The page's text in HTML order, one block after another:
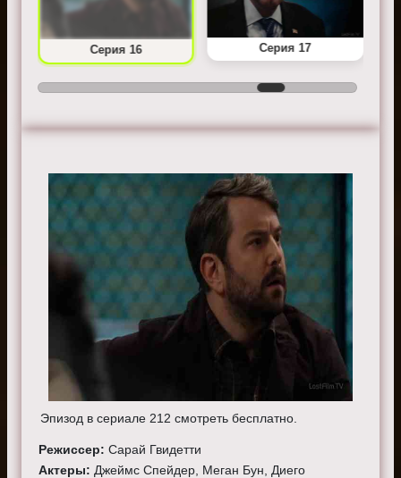
Серия 16 Серия 17
Эпизод в сериале 212 смотреть бесплатно.
Режиссер: Сарай Гвидетти
Актеры: Джеймс Спейдер, Меган Бун, Диего